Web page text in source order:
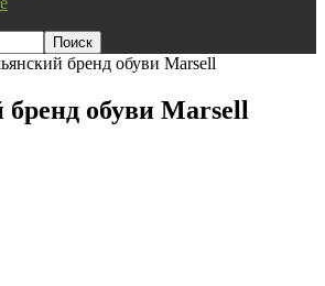
бренд обуви Marsell
обуви Marsell